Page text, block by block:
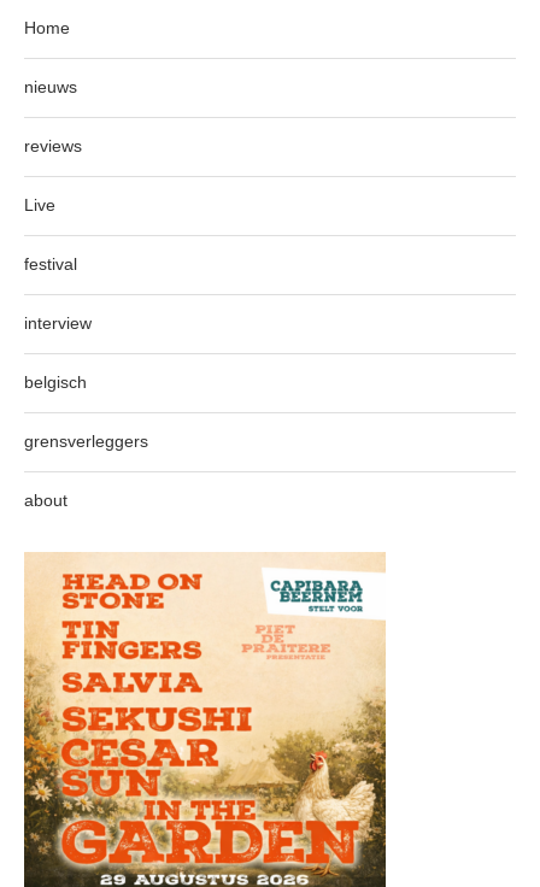
Home
nieuws
reviews
Live
festival
interview
belgisch
grensverleggers
about